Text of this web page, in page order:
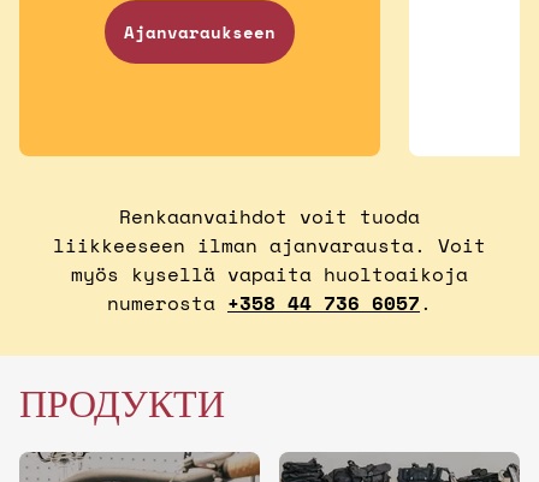
Ajanvaraukseen
Renkaanvaihdot voit tuoda
liikkeeseen ilman ajanvarausta. Voit
myös kysellä vapaita huoltoaikoja
numerosta +358 44 736 6057.
ПРОДУКТИ